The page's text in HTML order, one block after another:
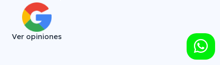
Ver opiniones